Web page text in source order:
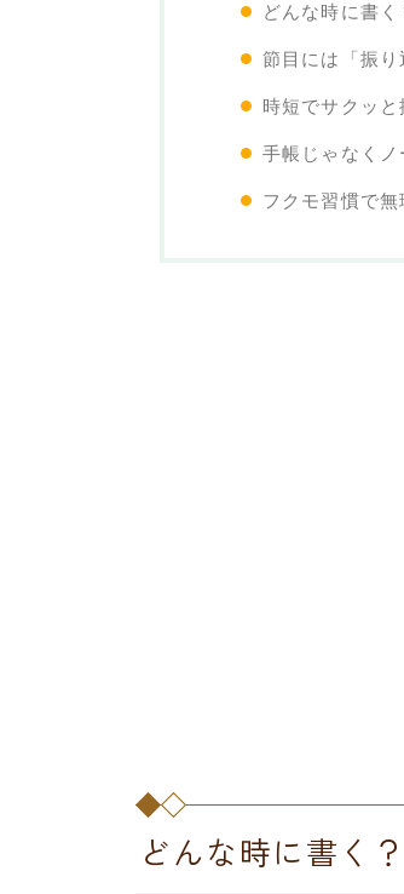
どんな時に書
節目には「振
時短でサクッと
手帳じゃなくノ
フクモ習慣で
どんな時に書く